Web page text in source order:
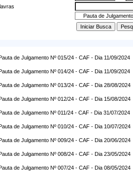
de Julgamento Nº 015/24 - CAF - Dia 11/09/2024
de Julgamento Nº 014/24 - CAF - Dia 11/09/2024
de Julgamento Nº 013/24 - CAF - Dia 28/08/2024
de Julgamento Nº 012/24 - CAF - Dia 15/08/2024
de Julgamento Nº 011/24 - CAF - Dia 31/07/2024
de Julgamento Nº 010/24 - CAF - Dia 10/07/2024
de Julgamento Nº 009/24 - CAF - Dia 20/06/2024
de Julgamento Nº 008/24 - CAF - Dia 23/05/2024
de Julgamento Nº 007/24 - CAF - Dia 08/05/2024